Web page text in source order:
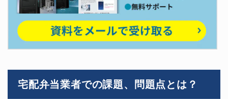
宅配弁当業者での課題、問題点とは？